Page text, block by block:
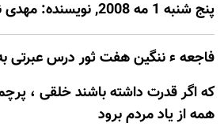
پنج شنبه 1 مه 2008, نويسنده: مهدی نیک آیین
فاجعه ء ننگین هفت ثور درس عبرتی
که اگر قدرت داشته باشند خلقی ،
همه از یاد مردم برود